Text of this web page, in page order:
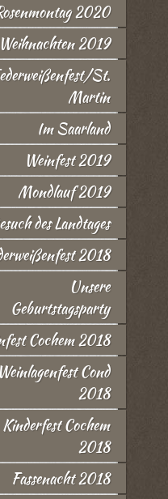
2020
Weihnachten 2019
St.
Martin
Im Saarland
Weinfest 2019
Mondlauf 2019
des Landtages
2018
Unsere
Geburtstagsparty
Cochem 2018
Weinlagenfest Cond
2018
Kinderfest Cochem
2018
Fassenacht 2018